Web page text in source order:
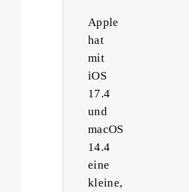
Apple
hat
mit
iOS
17.4
und
macOS
14.4
eine
kleine,